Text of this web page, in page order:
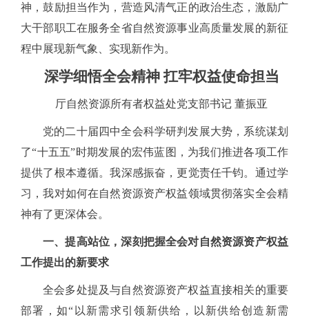
神，鼓励担当作为，营造风清气正的政治生态，激励广
大干部职工在服务全省自然资源事业高质量发展的新征
程中展现新气象、实现新作为。
深学细悟全会精神 扛牢权益使命担当
厅自然资源所有者权益处党支部书记 董振亚
党的二十届四中全会科学研判发展大势，系统谋划
了“十五五”时期发展的宏伟蓝图，为我们推进各项工作
提供了根本遵循。我深感振奋，更觉责任千钧。通过学
习，我对如何在自然资源资产权益领域贯彻落实全会精
神有了更深体会。
一、提高站位，深刻把握全会对自然资源资产权益
工作提出的新要求
全会多处提及与自然资源资产权益直接相关的重要
部署，如“以新需求引领新供给，以新供给创造新需